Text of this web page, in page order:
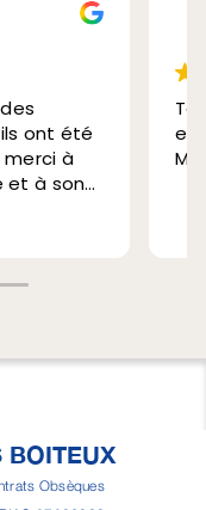
Isabelle JACQUET
des
à l’écoute
vous
BOITEUX
Obsèques